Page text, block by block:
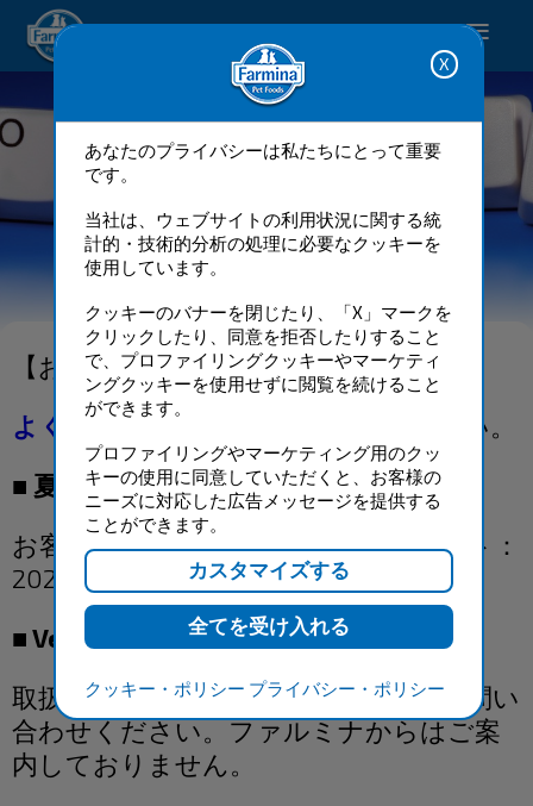
あなたのプライバシーは私たちにとって重要
です。
当社は、ウェブサイトの利用状況に関する統
計的・技術的分析の処理に必要なクッキーを
使用しています。
クッキーのバナーを閉じたり、「X」マークを
クリックしたり、同意を拒否したりすること
で、プロファイリングクッキーやマーケティ
ングクッキーを使用せずに閲覧を続けること
ができます。
プロファイリングやマーケティング用のクッ
キーの使用に同意していただくと、お客様の
ニーズに対応した広告メッセージを提供する
ことができます。
クッキー・ポリシー プライバシー・ポリシー
Happy pet. Happy you.
お問い合わせフォーム
【お知らせ】
よくある質問（FAQ）
もご確認ください。
■ 夏季休業期間
お客様相談室・ペット栄養ケアサポート：
2026年8月10日（月）～8月16日（日）
■ VetLife取扱動物病院について
取扱いについては、動物病院へ直接お問い
合わせください。ファルミナからはご案
内しておりません。